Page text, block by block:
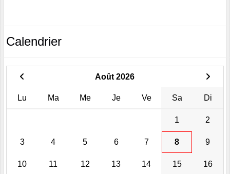
Calendrier
Août 2026
Lu Ma Me Je Ve Sa Di
1 2
3 4 5 6 7 8 9
10 11 12 13 14 15 16